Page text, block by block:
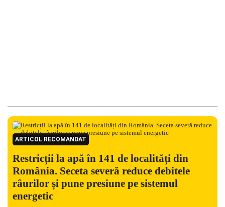
ARTICOL RECOMANDAT
Restricții la apă în 141 de localități din
România. Seceta severă reduce debitele
râurilor și pune presiune pe sistemul
energetic